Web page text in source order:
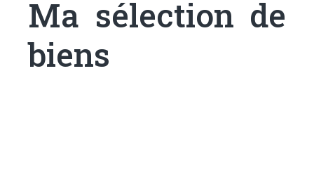
Ma sélection de
biens